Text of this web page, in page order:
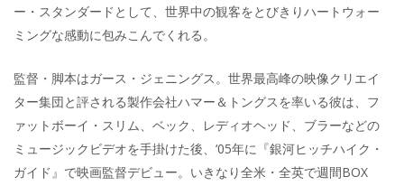
ー・スタンダードとして、世界中の観客をとびきりハートウォー
ミングな感動に包みこんでくれる。
監督・脚本はガース・ジェニングス。世界最高峰の映像クリエイ
ター集団と評される製作会社ハマー＆トングスを率いる彼は、フ
ァットボーイ・スリム、ベック、レディオヘッド、ブラーなどの
ミュージックビデオを手掛けた後、‘05年に『銀河ヒッチハイク・
ガイド』で映画監督デビュー。いきなり全米・全英で週間BOX